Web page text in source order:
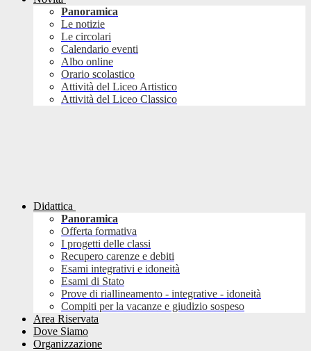
Panoramica
Le notizie
Le circolari
Calendario eventi
Albo online
Orario scolastico
Attività del Liceo Artistico
Attività del Liceo Classico
Didattica
Panoramica
Offerta formativa
I progetti delle classi
Recupero carenze e debiti
Esami integrativi e idoneità
Esami di Stato
Prove di riallineamento - integrative - idoneità
Compiti per la vacanze e giudizio sospeso
Area Riservata
Dove Siamo
Organizzazione